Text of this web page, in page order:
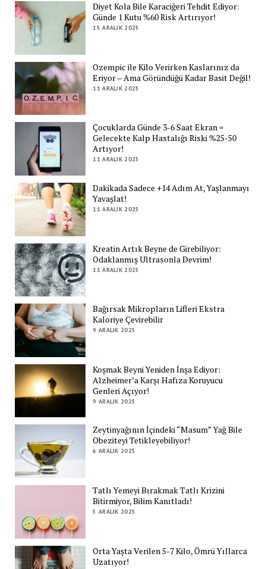
Diyet Kola Bile Karaciğeri Tehdit Ediyor:
Günde 1 Kutu %60 Risk Artırıyor!
15 ARALIK 2025
Ozempic ile Kilo Verirken Kaslarınız da
Eriyor – Ama Göründüğü Kadar Basit Değil!
11 ARALIK 2025
Çocuklarda Günde 3-6 Saat Ekran =
Gelecekte Kalp Hastalığı Riski %25-50
Artıyor!
11 ARALIK 2025
Dakikada Sadece +14 Adım At, Yaşlanmayı
Yavaşlat!
11 ARALIK 2025
Kreatin Artık Beyne de Girebiliyor:
Odaklanmış Ultrasonla Devrim!
11 ARALIK 2025
Bağırsak Mikropların Lifleri Ekstra
Kaloriye Çevirebilir
9 ARALIK 2025
Koşmak Beyni Yeniden İnşa Ediyor:
Alzheimer’a Karşı Hafıza Koruyucu
Genleri Açıyor!
9 ARALIK 2025
Zeytinyağının İçindeki “Masum” Yağ Bile
Obeziteyi Tetikleyebiliyor!
6 ARALIK 2025
Tatlı Yemeyi Bırakmak Tatlı Krizini
Bitirmiyor, Bilim Kanıtladı!
5 ARALIK 2025
Orta Yaşta Verilen 5-7 Kilo, Ömrü Yıllarca
Uzatıyor!